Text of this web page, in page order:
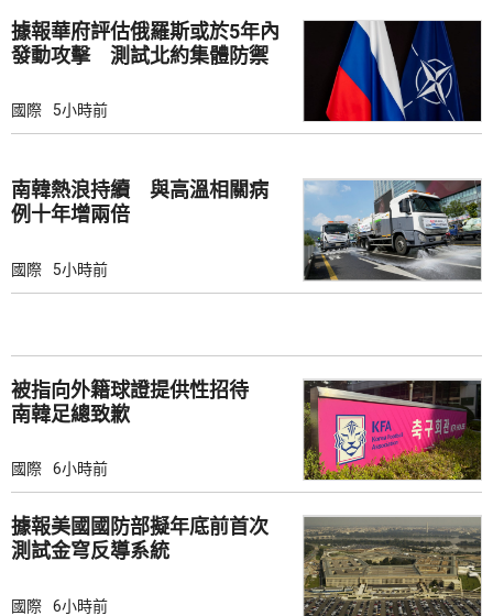
據報華府評估俄羅斯或於5年內
發動攻擊 測試北約集體防禦
國際 5小時前
南韓熱浪持續 與高溫相關病
例十年增兩倍
國際 5小時前
被指向外籍球證提供性招待
南韓足總致歉
國際 6小時前
據報美國國防部擬年底前首次
測試金穹反導系統
國際 6小時前